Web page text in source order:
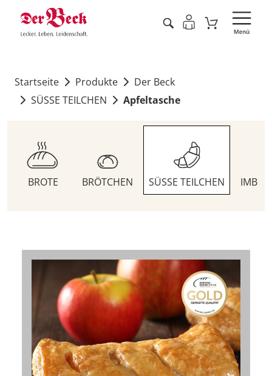
Startseite Produkte
Der Beck
SÜSSE TEILCHEN
Apfeltasche
BROTE BRÖTCHEN SÜSSE TEILCHEN